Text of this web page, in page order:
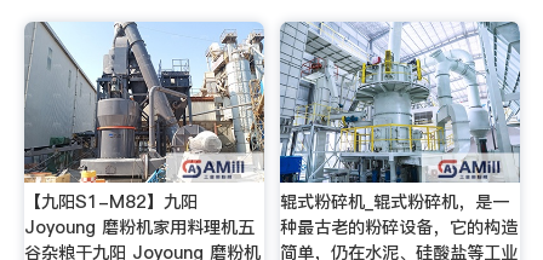
【九阳S1-M82】九阳
Joyoung 磨粉机家用料理机五
谷杂粮干九阳 Joyoung 磨粉机
辊式粉碎机_辊式粉碎机，是一
种最古老的粉碎设备，它的构造
简单，仍在水泥、硅酸盐等工业